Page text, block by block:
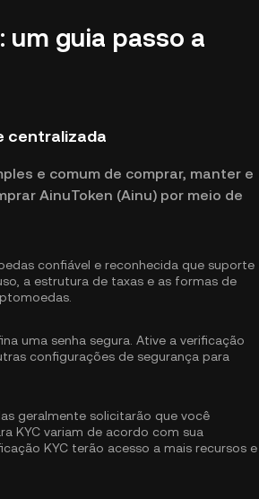
um guia passo a
centralizada
e comum de comprar, manter e
AinuToken (Ainu) por meio de
confiável e reconhecida que suporte
a estrutura de taxas e as formas de
uma senha segura. Ative a verificação
configurações de segurança para
geralmente solicitarão que você
KYC variam de acordo com sua
KYC terão acesso a mais recursos e